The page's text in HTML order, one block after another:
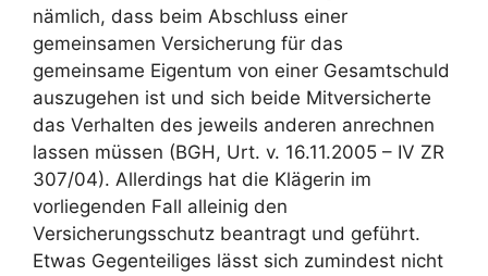
nämlich, dass beim Abschluss einer
gemeinsamen Versicherung für das
gemeinsame Eigentum von einer Gesamtschuld
auszugehen ist und sich beide Mitversicherte
das Verhalten des jeweils anderen anrechnen
lassen müssen (BGH, Urt. v. 16.11.2005 – IV ZR
307/04). Allerdings hat die Klägerin im
vorliegenden Fall alleinig den
Versicherungsschutz beantragt und geführt.
Etwas Gegenteiliges lässt sich zumindest nicht